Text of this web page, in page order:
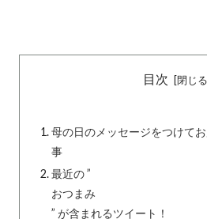
目次
母の日のメッセージをつけて
事
最近の ”
おつまみ
” が含まれるツイート！